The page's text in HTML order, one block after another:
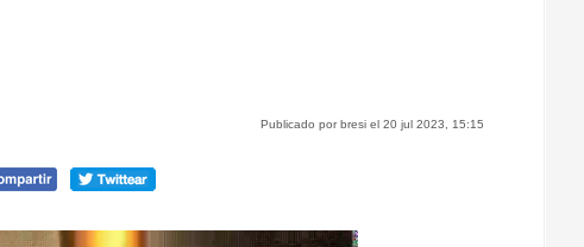
Publicado por bresi el 20 jul 2023, 15:15